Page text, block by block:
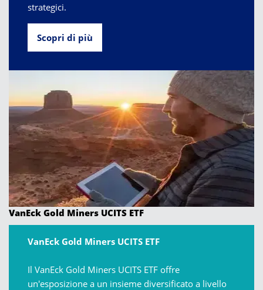
strategici.
Scopri di più
VanEck Gold Miners UCITS ETF
VanEck Gold Miners UCITS ETF
Il VanEck Gold Miners UCITS ETF offre
un'esposizione a un insieme diversificato a livello